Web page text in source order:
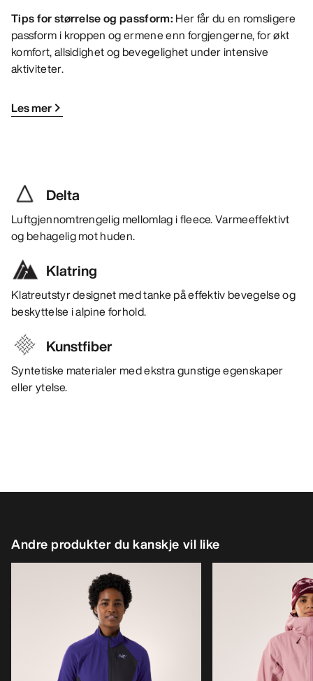
Tips for størrelse og passform: Her får du en romsligere
passform i kroppen og ermene enn forgjengerne, for økt
komfort, allsidighet og bevegelighet under intensive
aktiviteter.
Les mer
Delta
Luftgjennomtrengelig mellomlag i fleece. Varmeeffektivt
og behagelig mot huden.
Klatring
Klatreutstyr designet med tanke på effektiv bevegelse og
beskyttelse i alpine forhold.
Kunstfiber
Syntetiske materialer med ekstra gunstige egenskaper
eller ytelse.
Andre produkter du kanskje vil like